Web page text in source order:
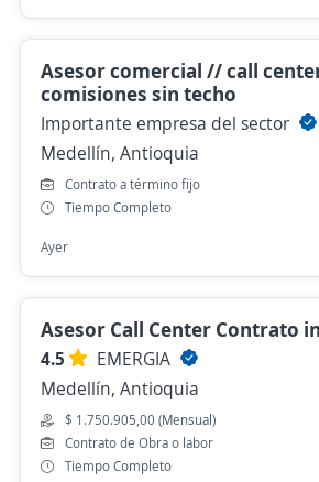
Asesor comercial // call
comisiones sin techo
Importante empresa del sector
Medellín, Antioquia
Contrato a término fijo
Tiempo Completo
Ayer
Asesor Call Center Contrato
4.5
EMERGIA
Medellín, Antioquia
$ 1.750.905,00 (Mensual)
Contrato de Obra o labor
Tiempo Completo